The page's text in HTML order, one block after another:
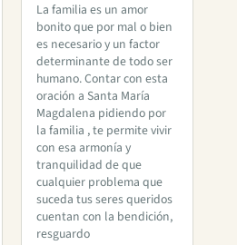
La familia es un amor
bonito que por mal o bien
es necesario y un factor
determinante de todo ser
humano. Contar con esta
oración a Santa María
Magdalena pidiendo por
la familia , te permite vivir
con esa armonía y
tranquilidad de que
cualquier problema que
suceda tus seres queridos
cuentan con la bendición,
resguardo